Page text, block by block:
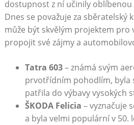
dostupnost z ní učinily
Dnes se považuje za sběratelský
může být skvělým projektem pro
propojit své zájmy a
Tatra 603– známá svým
prvotřídním pohodlím, byla
patřila do výbavy vysokých
ŠKODA Felicia – vyznačuje
a byla velmi populární v 50.